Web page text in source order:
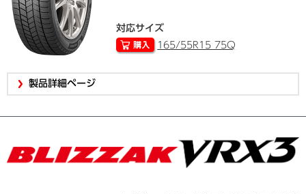
対応サイズ
165/55R15 75Q
製品詳細ページ